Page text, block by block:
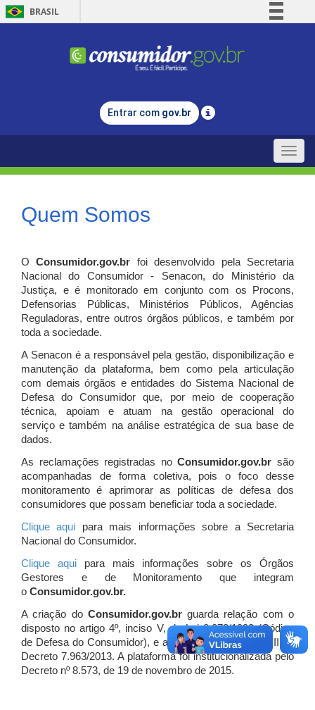
BRASIL
Comunica BR
Legislação
Entrar com gov.br
Toggle
Quem Somos
OConsumidor.gov.br
foi desenvolvido pela Secretaria
Nacional do Consumidor - Senacon, do Ministério da
Justiça, e é monitorado em conjunto com os Procons,
Defensorias Públicas, Ministérios Públicos, Agências
Reguladoras, entre outros órgãos públicos, e também por
toda a sociedade.
A Senacon é a responsável pela gestão, disponibilização e
manutenção da plataforma, bem como pela articulação
com demais órgãos e entidades do Sistema Nacional de
Defesa do Consumidor que, por meio de cooperação
técnica, apoiam e atuam na gestão operacional do
serviço e também na análise estratégica de sua base de
dados.
As reclamações registradas noConsumidor.gov.br são
acompanhadas de forma coletiva, pois o foco desse
monitoramento é aprimorar as políticas de defesa dos
consumidores que possam beneficiar toda a sociedade.
Clique aqui para mais informações sobre a Secretaria
Nacional do Consumidor.
Clique aquipara mais informações sobre os Órgãos
Gestores e de Monitoramento que integram
o Consumidor.gov.br.
A criação do Consumidor.gov.brguarda relação com o
disposto no artigo 4º, inciso V, da Lei 8.078/1990 (Código
de Defesa do Consumidor), e artigo 7º, incisos I, II e III do
Decreto 7.963/2013. A plataforma foi institucionalizada pelo
Decreto nº 8.573, de 19 de novembro de 2015.